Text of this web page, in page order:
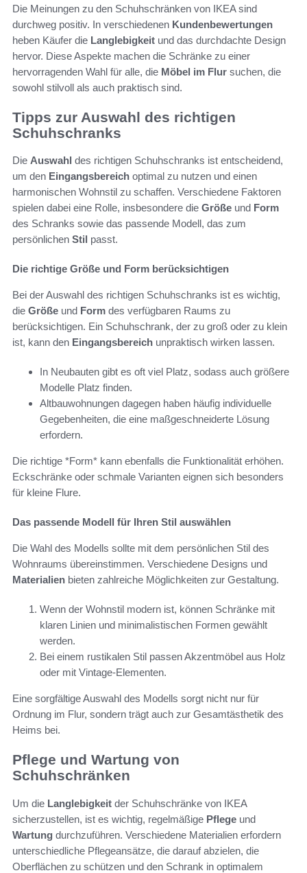
Die Meinungen zu den Schuhschränken von IKEA sind
durchweg positiv. In verschiedenen Kundenbewertungen
heben Käufer die Langlebigkeit und das durchdachte Design
hervor. Diese Aspekte machen die Schränke zu einer
hervorragenden Wahl für alle, die Möbel im Flur suchen, die
sowohl stilvoll als auch praktisch sind.
Tipps zur Auswahl des richtigen
Schuhschranks
Die Auswahl des richtigen Schuhschranks ist entscheidend,
um den Eingangsbereich optimal zu nutzen und einen
harmonischen Wohnstil zu schaffen. Verschiedene Faktoren
spielen dabei eine Rolle, insbesondere die Größe und Form
des Schranks sowie das passende Modell, das zum
persönlichen Stil passt.
Die richtige Größe und Form berücksichtigen
Bei der Auswahl des richtigen Schuhschranks ist es wichtig,
die Größe und Form des verfügbaren Raums zu
berücksichtigen. Ein Schuhschrank, der zu groß oder zu klein
ist, kann den Eingangsbereich unpraktisch wirken lassen.
In Neubauten gibt es oft viel Platz, sodass auch größere
Modelle Platz finden.
Altbauwohnungen dagegen haben häufig individuelle
Gegebenheiten, die eine maßgeschneiderte Lösung
erfordern.
Die richtige *Form* kann ebenfalls die Funktionalität erhöhen.
Eckschränke oder schmale Varianten eignen sich besonders
für kleine Flure.
Das passende Modell für Ihren Stil auswählen
Die Wahl des Modells sollte mit dem persönlichen Stil des
Wohnraums übereinstimmen. Verschiedene Designs und
Materialien bieten zahlreiche Möglichkeiten zur Gestaltung.
Wenn der Wohnstil modern ist, können Schränke mit
klaren Linien und minimalistischen Formen gewählt
werden.
Bei einem rustikalen Stil passen Akzentmöbel aus Holz
oder mit Vintage-Elementen.
Eine sorgfältige Auswahl des Modells sorgt nicht nur für
Ordnung im Flur, sondern trägt auch zur Gesamtästhetik des
Heims bei.
Pflege und Wartung von
Schuhschränken
Um die Langlebigkeit der Schuhschränke von IKEA
sicherzustellen, ist es wichtig, regelmäßige Pflege und
Wartung durchzuführen. Verschiedene Materialien erfordern
unterschiedliche Pflegeansätze, die darauf abzielen, die
Oberflächen zu schützen und den Schrank in optimalem